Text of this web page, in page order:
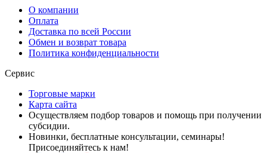
О компании
Оплата
Доставка по всей России
Обмен и возврат товара
Политика конфиденциальности
Сервис
Торговые марки
Карта сайта
Осуществляем подбор товаров и помощь при получении
субсидии.
Новинки, бесплатные консультации, семинары!
Присоединяйтесь к нам!